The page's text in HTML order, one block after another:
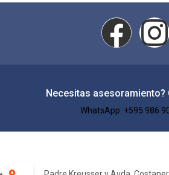
Necesitas asesoramiento?
WhatsApp: +595 986